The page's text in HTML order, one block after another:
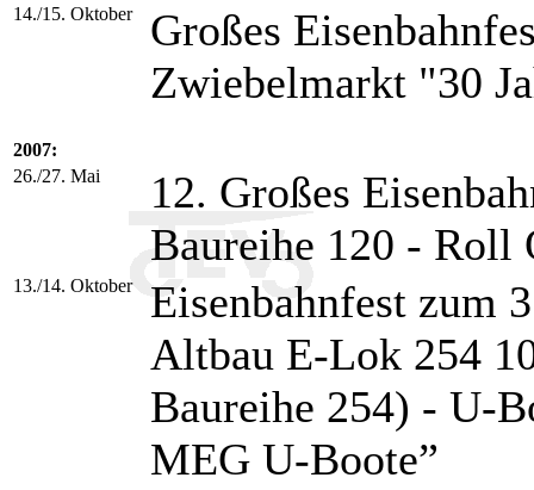
14./15. Oktober
Großes
Zwiebelmarkt "30
2007:
26./27. Mai
12. Großes
Baureihe 120 - Roll
13./14. Oktober
Eisenbahnfest zum
Altbau E-Lok 254
Baureihe 254) - U-
MEG U-Boote”